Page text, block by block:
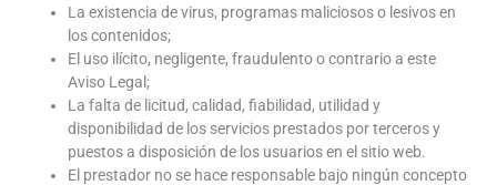
La existencia de virus, programas maliciosos o lesivos en
los contenidos;
El uso ilícito, negligente, fraudulento o contrario a este
Aviso Legal;
La falta de licitud, calidad, fiabilidad, utilidad y
disponibilidad de los servicios prestados por terceros y
puestos a disposición de los usuarios en el sitio web.
El prestador no se hace responsable bajo ningún concepto